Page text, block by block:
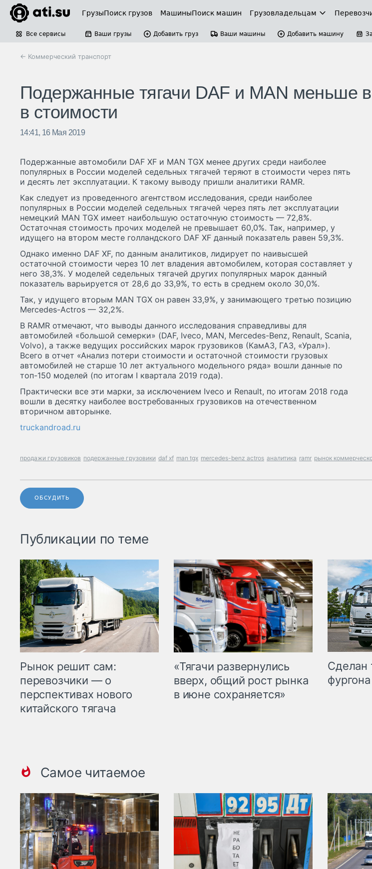
ГрузыПоиск грузов МашиныПоиск машин Грузовладельцам
Все сервисы Ваши грузы Добавить груз Ваши машины Добавить машину
← Коммерческий транспорт
Подержанные тягачи DAF и MAN меньше
в стоимости
14:41, 16 Мая 2019
Подержанные автомобили DAF XF и MAN TGX менее других среди наиболее
популярных в России моделей седельных тягачей теряют в стоимости через пять
и десять лет эксплуатации. К такому выводу пришли аналитики RAMR.
Как следует из проведенного агентством исследования, среди наиболее
популярных в России моделей седельных тягачей через пять лет эксплуатации
немецкий MAN TGX имеет наибольшую остаточную стоимость — 72,8%.
Остаточная стоимость прочих моделей не превышает 60,0%. Так, например, у
идущего на втором месте голландского DAF XF данный показатель равен 59,3%.
Однако именно DAF XF, по данным аналитиков, лидирует по наивысшей
остаточной стоимости через 10 лет владения автомобилем, которая составляет у
него 38,3%. У моделей седельных тягачей других популярных марок данный
показатель варьируется от 28,6 до 33,9%, то есть в среднем около 30,0%.
Так, у идущего вторым MAN TGX он равен 33,9%, у занимающего третью позицию
Mercedes-Actros — 32,2%.
В RAMR отмечают, что выводы данного исследования справедливы для
автомобилей «большой семерки» (DAF, Iveco, MAN, Mercedes-Benz, Renault, Scania,
Volvo), а также ведущих российских марок грузовиков (КамАЗ, ГАЗ, «Урал»).
Всего в отчет «Анализ потери стоимости и остаточной стоимости грузовых
автомобилей не старше 10 лет актуального модельного ряда» вошли данные по
топ-150 моделей (по итогам I квартала 2019 года).
Практически все эти марки, за исключением Iveco и Renault, по итогам 2018 года
вошли в десятку наиболее востребованных грузовиков на отечественном
вторичном авторынке.
truckandroad.ru
продажи грузовиков подержанные грузовики daf xf man tgx mercedes-benz actros аналитика ramr рынок
ОБСУДИТЬ
Публикации по теме
Рынок решит сам:
перевозчики — о
перспективах нового
китайского тягача
«Тягачи развернулись
вверх, общий рост рынка
в июне сохраняется»
Сделан
Самое читаемое